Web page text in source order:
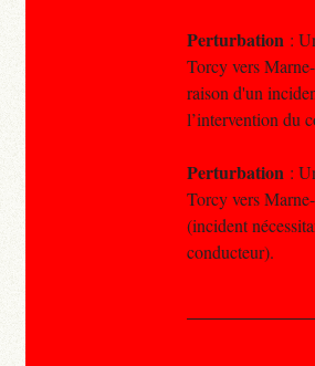
Perturbation :
Torcy vers
raison d'un
l’intervention du
Perturbation :
Torcy vers
(incident
conducteur).